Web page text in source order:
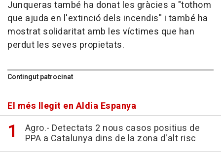
Junqueras també ha donat les gràcies a "tothom
que ajuda en l'extinció dels incendis" i també ha
mostrat solidaritat amb les víctimes que han
perdut les seves propietats.
Contingut patrocinat
El més llegit en Aldia Espanya
Agro.- Detectats 2 nous casos positius de
PPA a Catalunya dins de la zona d'alt risc